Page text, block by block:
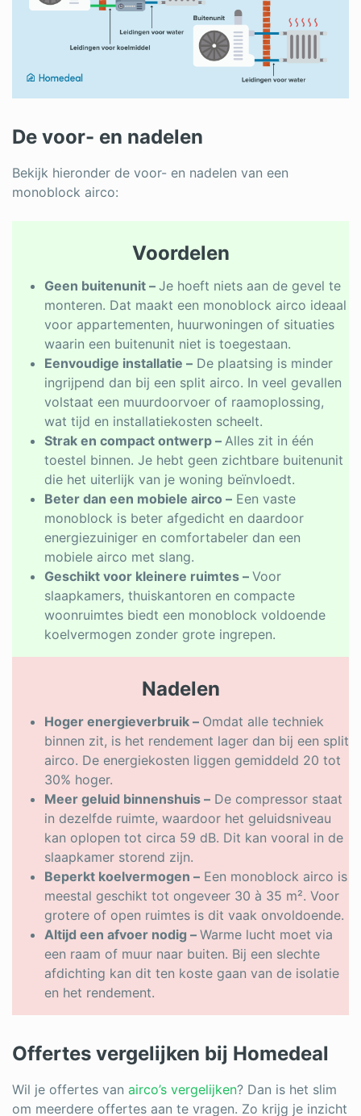
De voor- en nadelen
Bekijk hieronder de voor- en nadelen van een
monoblock airco:
Voordelen
Geen buitenunit – Je hoeft niets aan de gevel te
monteren. Dat maakt een monoblock airco ideaal
voor appartementen, huurwoningen of situaties
waarin een buitenunit niet is toegestaan.
Eenvoudige installatie – De plaatsing is minder
ingrijpend dan bij een split airco. In veel gevallen
volstaat een muurdoorvoer of raamoplossing,
wat tijd en installatiekosten scheelt.
Strak en compact ontwerp – Alles zit in één
toestel binnen. Je hebt geen zichtbare buitenunit
die het uiterlijk van je woning beïnvloedt.
Beter dan een mobiele airco – Een vaste
monoblock is beter afgedicht en daardoor
energiezuiniger en comfortabeler dan een
mobiele airco met slang.
Geschikt voor kleinere ruimtes – Voor
slaapkamers, thuiskantoren en compacte
woonruimtes biedt een monoblock voldoende
koelvermogen zonder grote ingrepen.
Nadelen
Hoger energieverbruik – Omdat alle techniek
binnen zit, is het rendement lager dan bij een split
airco. De energiekosten liggen gemiddeld 20 tot
30% hoger.
Meer geluid binnenshuis – De compressor staat
in dezelfde ruimte, waardoor het geluidsniveau
kan oplopen tot circa 59 dB. Dit kan vooral in de
slaapkamer storend zijn.
Beperkt koelvermogen – Een monoblock airco is
meestal geschikt tot ongeveer 30 à 35 m². Voor
grotere of open ruimtes is dit vaak onvoldoende.
Altijd een afvoer nodig – Warme lucht moet via
een raam of muur naar buiten. Bij een slechte
afdichting kan dit ten koste gaan van de isolatie
en het rendement.
Offertes vergelijken bij Homedeal
Wil je offertes van airco’s vergelijken? Dan is het slim
om meerdere offertes aan te vragen. Zo krijg je inzicht